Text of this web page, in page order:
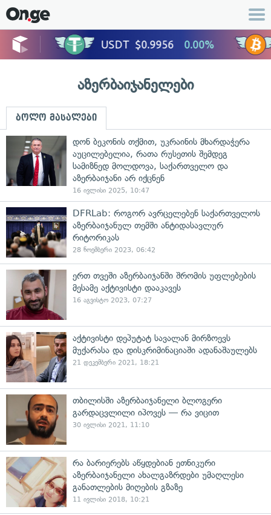
აზერბაიჯანელები
ბოლო მასალები
დონ ბეკონის თქმით, უკრაინის მხარდაჭერა
აუცილებელია, რათა რუსეთის შემდეგ
სამიზნედ მოლდოვა, საქართველო და
აზერბაიჯანი არ იქცნენ
16 ივლისი 2025, 10:47
DFRLab: როგორ ავრცელებენ საქართველოს
აზერბაიჯანულ თემში ანტიდასავლურ
რიტორიკას
28 ნოემბერი 2023, 06:42
ერთ თვეში აზერბაიჯანში შრომის უფლებების
მესამე აქტივისტი დააკავეს
16 აგვისტო 2023, 07:27
აქტივისტი დეპუტატ სავალან მირზოევს
მუქარასა და დისკრიმინაციაში ადანაშაულებს
21 დეკემბერი 2021, 18:21
თბილისში აზერბაიჯანელი ბლოგერი
გარდაცვლილი იპოვეს — რა ვიცით
30 ივლისი 2021, 11:10
რა ბარიერებს აწყდებიან ეთნიკური
აზერბაიჯანელი ახალგაზრდები უმაღლესი
განათლების მიღების გზაზე
11 ივლისი 2018, 10:21